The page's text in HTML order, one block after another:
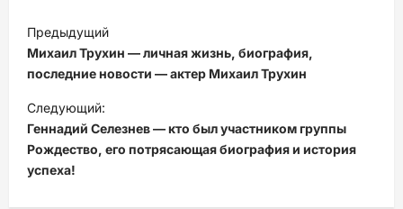
а
в
и
г
а
Предыдущий
Михаил Трухин — личная жизнь, биография,
последние новости — актер Михаил Трухин
Следующий:
Геннадий Селезнев — кто был участником группы
Рождество, его потрясающая биография и история
успеха!